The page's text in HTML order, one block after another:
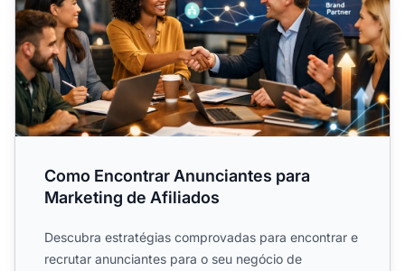
Como Encontrar Anunciantes para
Marketing de Afiliados
Descubra estratégias comprovadas para encontrar e
recrutar anunciantes para o seu negócio de